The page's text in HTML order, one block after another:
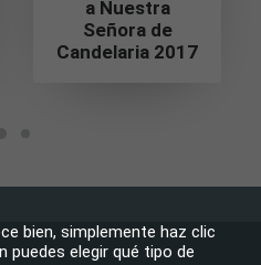
a Nuestra
Señora de
Candelaria 2017
bien, simplemente haz clic
puedes elegir qué tipo de
funcionalidad
y estructura
de la web, en
Experiencia
nuestra web
funcione lo